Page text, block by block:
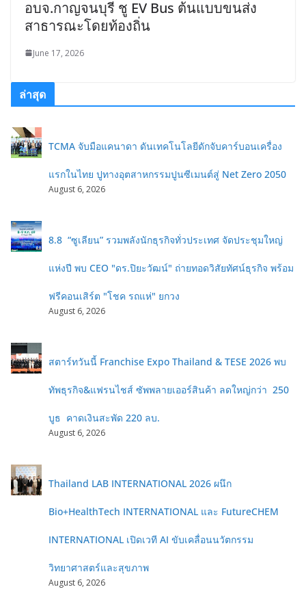
อบจ.กาญจนบุรี ชู EV Bus ต้นแบบขนส่ง
สาธารณะโดยท้องถิ่น
June 17, 2026
ล่าสุด
TCMA จับมือแคนาดา ดันเทคโนโลยีดักจับคาร์บอนเครื่อง
แรกในไทย ปูทางอุตสาหกรรมปูนซีเมนต์สู่ Net Zero 2050
August 6, 2026
8.8 “ซูเลียน” รวมพลังนักธุรกิจทั่วประเทศ จัดประชุมใหญ่
แห่งปี พบ CEO "ดร.ปิยะวัฒน์" ถ่ายทอดวิสัยทัศน์ธุรกิจ พร้อม
ฟรีคอนเสิร์ต "โชค รถแห่" ยกวง
August 6, 2026
สตาร์ทวันนี้ Franchise Expo Thailand & TESE 2026 พบ
ทัพธุรกิจ&แฟรนไชส์ ซัพพลายเออร์สินค้า ลดใหญ่กว่า 250
บูธ คาดเงินสะพัด 220 ลบ.
August 6, 2026
Thailand LAB INTERNATIONAL 2026 ผนึก
Bio+HealthTech INTERNATIONAL และ FutureCHEM
INTERNATIONAL เปิดเวที AI ขับเคลื่อนนวัตกรรม
วิทยาศาสตร์และสุขภาพ
August 6, 2026